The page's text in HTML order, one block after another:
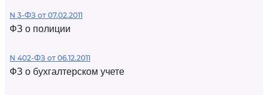
N 3-ФЗ от 07.02.2011
ФЗ о полиции
N 402-ФЗ от 06.12.2011
ФЗ о бухгалтерском учете